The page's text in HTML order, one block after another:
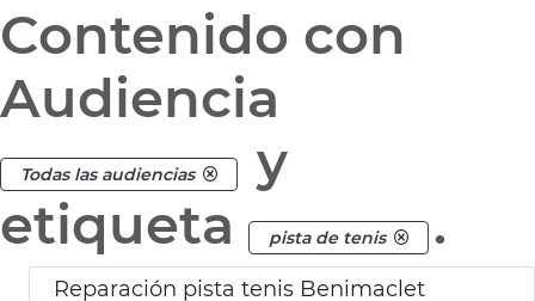
Contenido con
Audiencia
Todas las audiencias
y
etiqueta
pista de tenis .
Reparación pista tenis Benimaclet